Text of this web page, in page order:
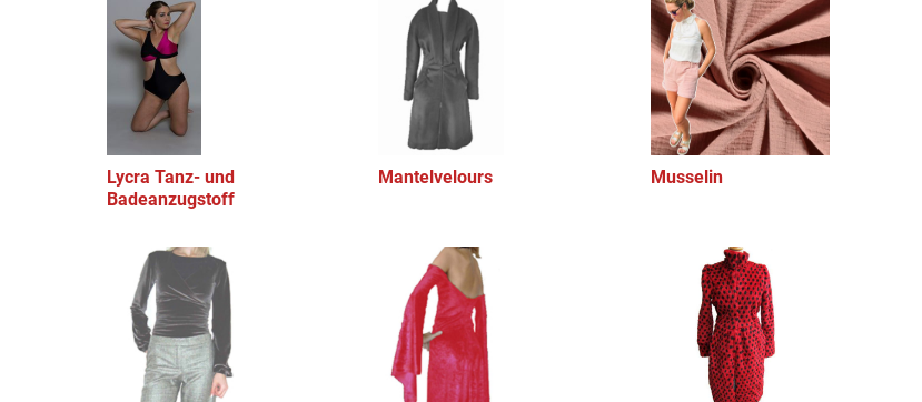
Lycra Tanz- und
Badeanzugstoff
Mantelvelours Musselin